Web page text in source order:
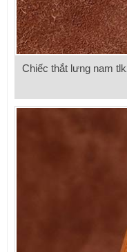
Chiếc thắt lưng nam